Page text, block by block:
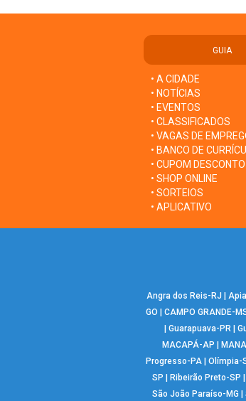
GUIA
• A CIDADE
• NOTÍCIAS
• EVENTOS
• CLASSIFICADOS
• VAGAS DE
• BANCO DE
• CUPOM DESCONTO
• SHOP ONLINE
• SORTEIOS
• APLICATIVO
Angra dos Reis-RJ |
GO | CAMPO GRANDE-
| Guarapuava-PR |
MACAPÁ-AP |
Progresso-PA| Olímpia-
SP | Ribeirão Preto-SP |
São João Paraíso-MG |